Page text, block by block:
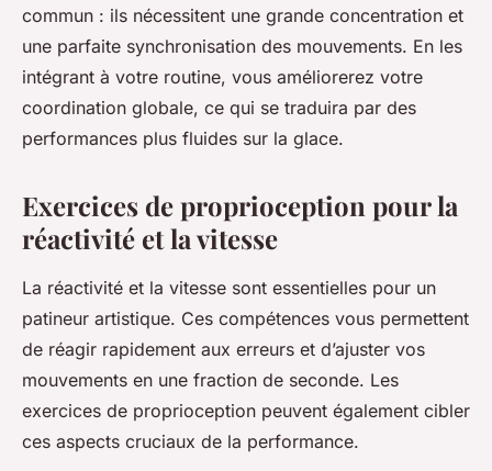
commun : ils nécessitent une grande concentration et
une parfaite synchronisation des mouvements. En les
intégrant à votre routine, vous améliorerez votre
coordination globale, ce qui se traduira par des
performances plus fluides sur la glace.
Exercices de proprioception pour la
réactivité et la vitesse
La réactivité et la vitesse sont essentielles pour un
patineur artistique. Ces compétences vous permettent
de réagir rapidement aux erreurs et d’ajuster vos
mouvements en une fraction de seconde. Les
exercices de proprioception peuvent également cibler
ces aspects cruciaux de la performance.